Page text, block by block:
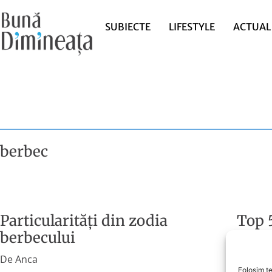
Folosim
SUBIECTE LIFESTYLE ACTUAL
berbec
Particularități din zodia
berbecului
DeAnca
Top